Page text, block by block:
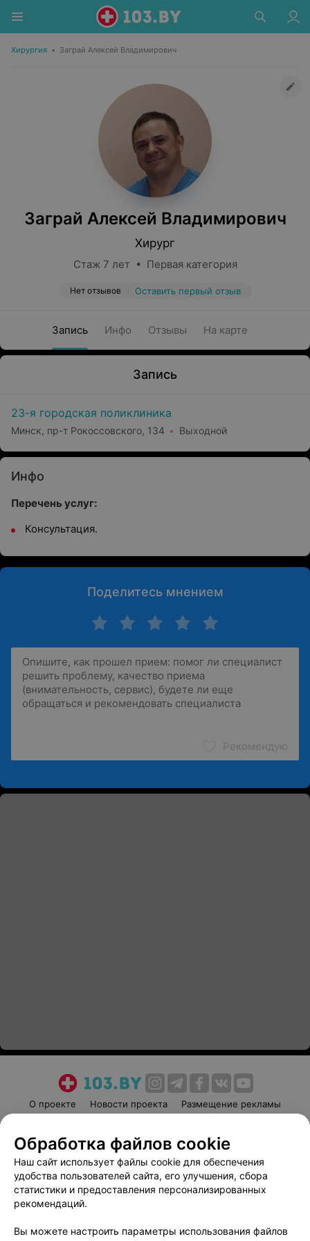
Хирургия • Заграй Алексей Владимирович
Заграй Алексей Владимирович
Хирург
Стаж 7 лет • Первая категория
Нет отзывов Оставить первый отзыв
Запись Инфо Отзывы На карте
Запись
23-я городская поликлиника
Минск, пр-т Рокоссовского, 134 Выходной
Инфо
Перечень услуг:
Консультация.
Поделитесь мнением
Рекомендую
О проекте Новости проекта
Размещение рекламы
Пользовательское соглашение
Способы оплаты
Вакансии
Партнеры
Написать руководителю 103.by
Обработка файлов cookie
Наш сайт использует файлы cookie для обеспечения
удобства пользователей сайта, его улучшения, сбора
статистики и предоставления персонализированных
рекомендаций.
Вы можете настроить параметры использования файлов